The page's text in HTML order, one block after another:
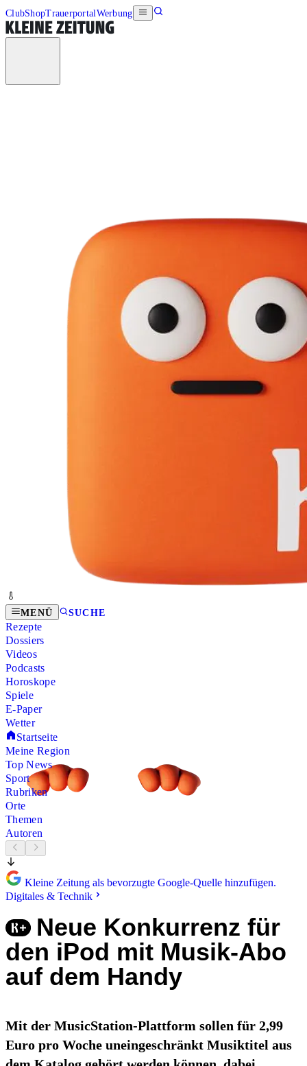
ClubShopTrauerportalWerbung
MENÜ SUCHE
Rezepte
Dossiers
Videos
Podcasts
Horoskope
Spiele
E-Paper
Wetter
Startseite
Meine Region
Top News
Sport
Rubriken
Orte
Themen
Autoren
Kleine Zeitung als bevorzugte Google-Quelle hinzufügen.
Digitales & Technik
Neue Konkurrenz für
den iPod mit Musik-Abo
auf dem Handy
Mit der MusicStation-Plattform sollen für 2,99
Euro pro Woche uneingeschränkt Musiktitel aus